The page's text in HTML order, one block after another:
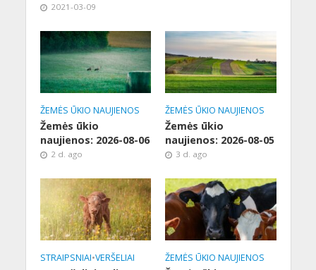
2021-03-09
ŽEMĖS ŪKIO NAUJIENOS
Žemės ūkio
naujienos: 2026-08-06
2 d. ago
ŽEMĖS ŪKIO NAUJIENOS
Žemės ūkio
naujienos: 2026-08-05
3 d. ago
STRAIPSNIAI•VERŠELIAI ŽEMĖS ŪKIO NAUJIENOS